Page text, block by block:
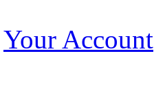
Your Account